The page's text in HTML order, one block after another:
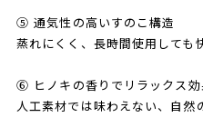
⑤ 通気性の高いすのこ構造
蒸れにくく、長時間使用しても
⑥ ヒノキの香りでリラックス効
人工素材では味わえない、自然